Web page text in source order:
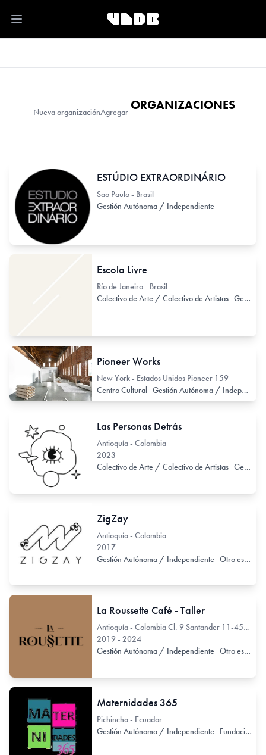
Open main menu
Nueva organizaciónAgregar ORGANIZACIONES
ESTÚDIO EXTRAORDINÁRIO
Sao Paulo - Brasil
Gestión Autónoma / Independiente
Escola Livre
Río de Janeiro - Brasil
Colectivo de Arte / Colectivo de Artistas Gestión Autónoma / Independiente
Pioneer Works
New York - Estados Unidos Pioneer 159
Centro Cultural
Gestión Autónoma / Independiente
Las Personas Detrás
Antioquía - Colombia
2023
Colectivo de Arte / Colectivo de Artistas Gestión Autónoma / Independiente
ZigZay
Antioquía - Colombia
2017
Gestión Autónoma / Independiente Otro espacio no exclusivo de arte
La Roussette Café - Taller
Antioquía - Colombia Cl. 9 Santander 11-45, Santa Fé de Antioquia,
2019 - 2024
Gestión Autónoma / Independiente Otro espacio no exclusivo de arte
Maternidades 365
Pichincha - Ecuador
Gestión Autónoma / Independiente Fundación